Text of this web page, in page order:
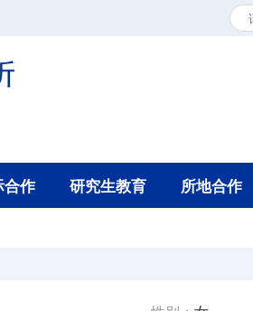
合作 研究生教育 所地合作